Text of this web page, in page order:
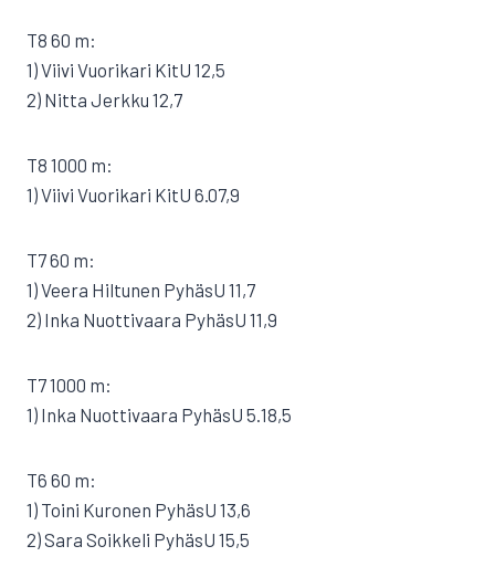
T8 60 m:
1) Viivi Vuorikari KitU 12,5
2) Nitta Jerkku 12,7
T8 1000 m:
1) Viivi Vuorikari KitU 6.07,9
T7 60 m:
1) Veera Hiltunen PyhäsU 11,7
2) Inka Nuottivaara PyhäsU 11,9
T7 1000 m:
1) Inka Nuottivaara PyhäsU 5.18,5
T6 60 m:
1) Toini Kuronen PyhäsU 13,6
2) Sara Soikkeli PyhäsU 15,5